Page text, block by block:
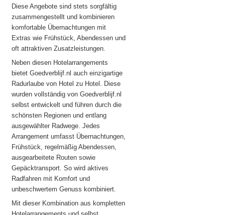
Diese Angebote sind stets sorgfältig
zusammengestellt und kombinieren
komfortable Übernachtungen mit
Extras wie Frühstück, Abendessen und
oft attraktiven Zusatzleistungen.
Neben diesen Hotelarrangements
bietet Goedverblijf.nl auch einzigartige
Radurlaube von Hotel zu Hotel. Diese
wurden vollständig von Goedverblijf.nl
selbst entwickelt und führen durch die
schönsten Regionen und entlang
ausgewählter Radwege. Jedes
Arrangement umfasst Übernachtungen,
Frühstück, regelmäßig Abendessen,
ausgearbeitete Routen sowie
Gepäcktransport. So wird aktives
Radfahren mit Komfort und
unbeschwertem Genuss kombiniert.
Mit dieser Kombination aus kompletten